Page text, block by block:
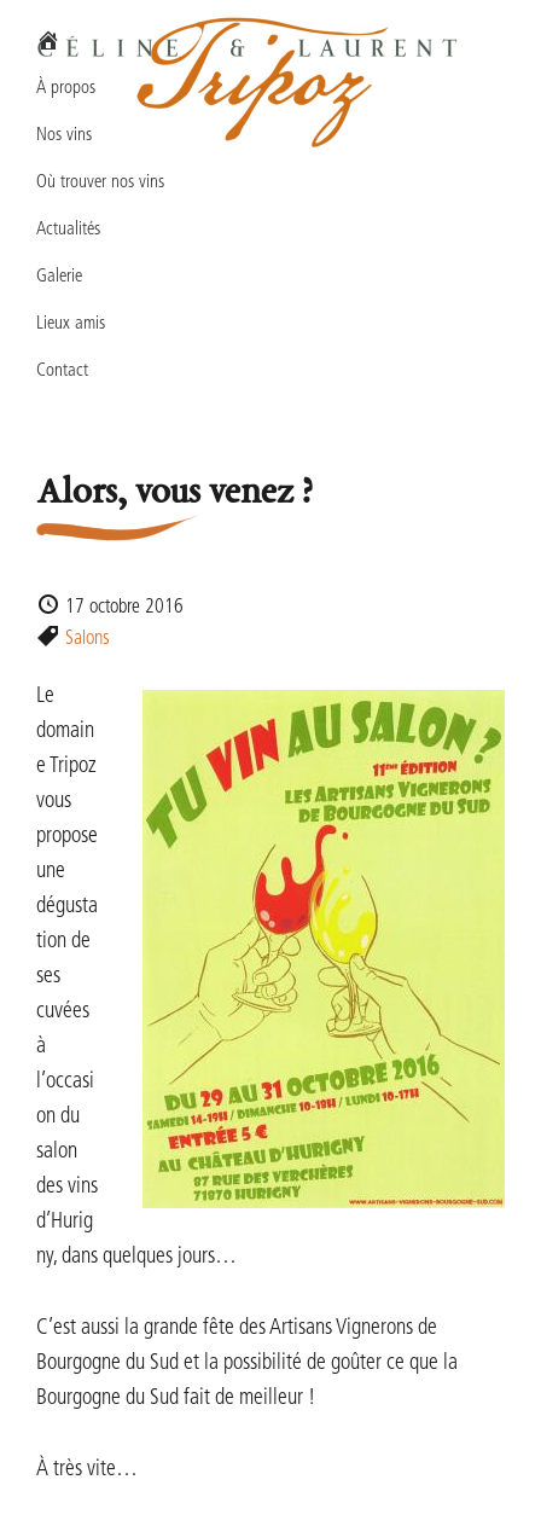
navigation
contenu
principal
Céline
Laurent
biodynamie
en
À propos
Nos vins
Où trouver nos vins
Actualités
Galerie
Lieux amis
Contact
Alors, vous venez ?
17 octobre 2016
Salons
Le
domain
e Tripoz
vous
propose
une
dégusta
tion de
ses
cuvées
à
l’occasi
on du
salon
des vins
d’Hurig
ny, dans quelques jours…
C’est aussi la grande fête des Artisans Vignerons de
Bourgogne du Sud et la possibilité de goûter ce que la
Bourgogne du Sud fait de meilleur !
À très vite…